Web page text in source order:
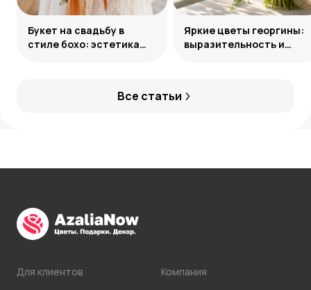
Все статьи
Букет на свадьбу в
стиле бохо: эстетика
Яркие цветы георгины:
выразительность и
Для клиентов Компания